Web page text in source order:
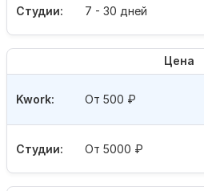
Студии: 7 - 30 дней
Цена
Студии: От 5000 ₽
Kwork: От 500 ₽